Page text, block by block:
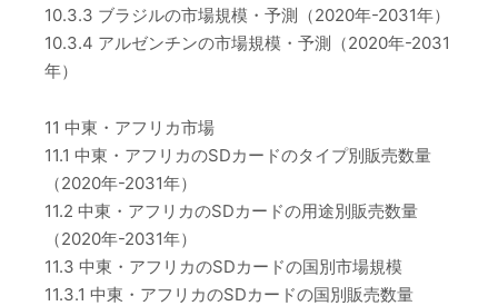
10.3.3 ブラジルの市場規模・予測（2020年-2031年）
10.3.4 アルゼンチンの市場規模・予測（2020年-2031
年）
11 中東・アフリカ市場
11.1 中東・アフリカのSDカードのタイプ別販売数量
（2020年-2031年）
11.2 中東・アフリカのSDカードの用途別販売数量
（2020年-2031年）
11.3 中東・アフリカのSDカードの国別市場規模
11.3.1 中東・アフリカのSDカードの国別販売数量